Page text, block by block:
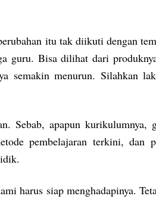
itu tak diikuti dengan
guru. Bisa dilihat dari
semakin menurun. Silahkan
Sebab, apapun kurikulumnya,
pembelajaran terkini, dan
harus siap menghadapinya.